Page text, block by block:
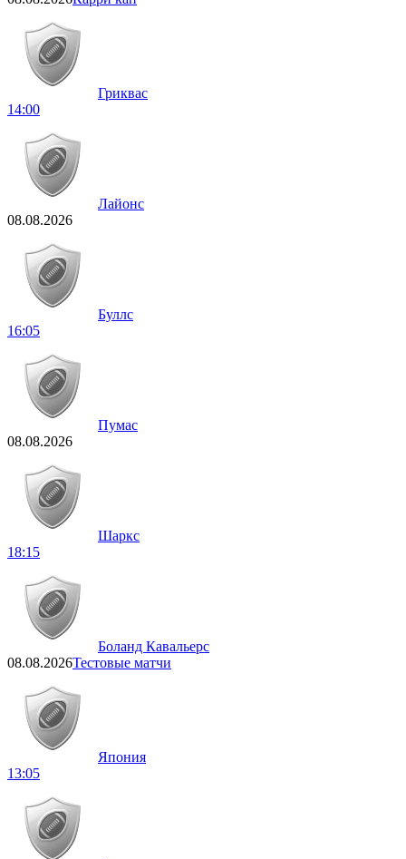
Гриквас
14:00
Лайонс
08.08.2026
Буллс
16:05
Пумас
08.08.2026
Шаркс
18:15
Боланд Кавальерс
08.08.2026Тестовые матчи
Япония
13:05